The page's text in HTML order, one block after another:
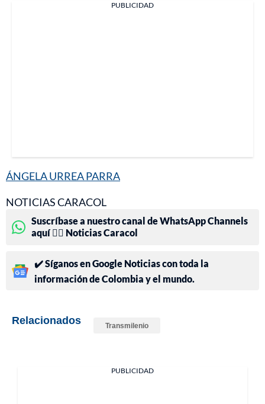
PUBLICIDAD
ÁNGELA URREA PARRA
NOTICIAS CARACOL
Suscríbase a nuestro canal de WhatsApp Channels
aquí 👉🏻 Noticias Caracol
✔️ Síganos en Google Noticias con toda la
información de Colombia y el mundo.
Relacionados Transmilenio
PUBLICIDAD